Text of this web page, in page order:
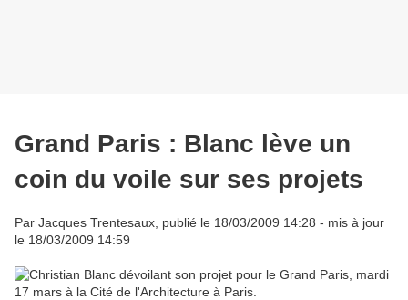
Grand Paris : Blanc lève un
coin du voile sur ses projets
Par Jacques Trentesaux, publié le 18/03/2009 14:28 - mis à jour
le 18/03/2009 14:59